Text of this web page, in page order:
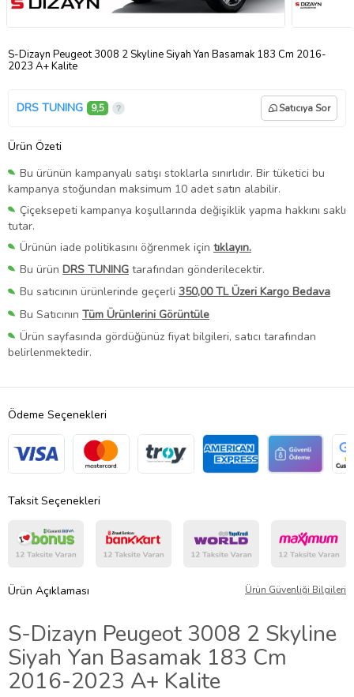
S-Dizayn Peugeot 3008 2 Skyline Siyah Yan Basamak 183 Cm 2016-
2023 A+ Kalite
DRS TUNING 9,5 Satıcıya Sor
Ürün Özeti
Bu ürünün kampanyalı satışı stoklarla sınırlıdır. Bir tüketici bu
kampanya stoğundan maksimum 10 adet satın alabilir.
Çiçeksepeti kampanya koşullarında değişiklik yapma hakkını saklı
tutar.
Ürünün iade politikasını öğrenmek için tıklayın.
Bu ürün DRS TUNING tarafından gönderilecektir.
Bu satıcının ürünlerinde geçerli 350,00 TL Üzeri Kargo Bedava
Bu Satıcının Tüm Ürünlerini Görüntüle
Ürün sayfasında gördüğünüz fiyat bilgileri, satıcı tarafından
belirlenmektedir.
Ödeme Seçenekleri
Taksit Seçenekleri
Ürün Açıklaması Ürün Güvenliği Bilgileri
S-Dizayn Peugeot 3008 2 Skyline
Siyah Yan Basamak 183 Cm
2016-2023 A+ Kalite